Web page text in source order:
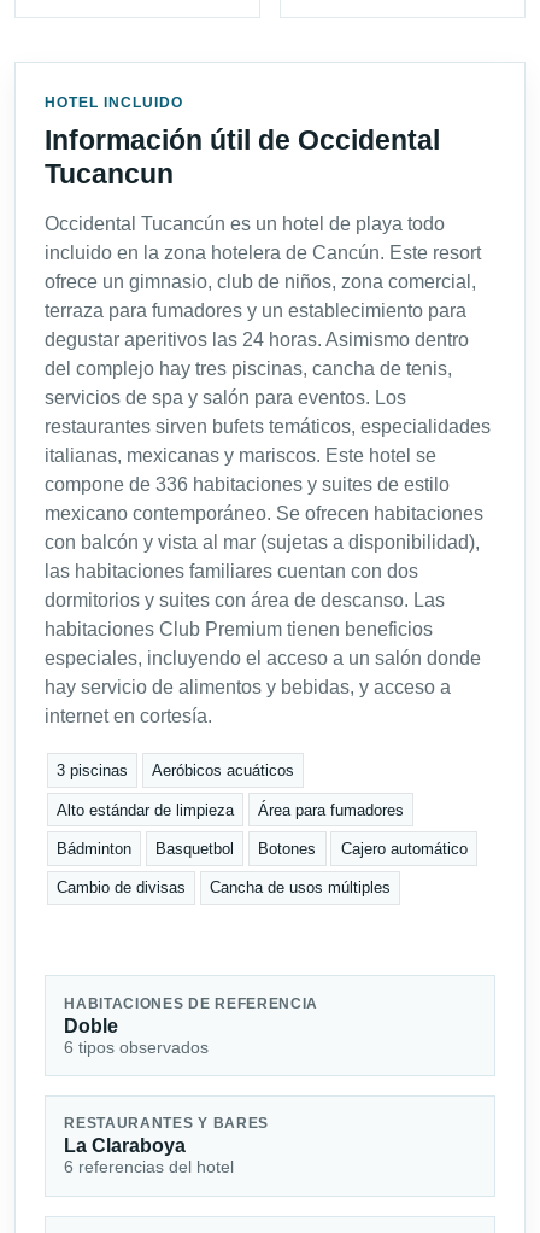
HOTEL INCLUIDO
Información útil de Occidental
Tucancun
Occidental Tucancún es un hotel de playa todo
incluido en la zona hotelera de Cancún. Este resort
ofrece un gimnasio, club de niños, zona comercial,
terraza para fumadores y un establecimiento para
degustar aperitivos las 24 horas. Asimismo dentro
del complejo hay tres piscinas, cancha de tenis,
servicios de spa y salón para eventos. Los
restaurantes sirven bufets temáticos, especialidades
italianas, mexicanas y mariscos. Este hotel se
compone de 336 habitaciones y suites de estilo
mexicano contemporáneo. Se ofrecen habitaciones
con balcón y vista al mar (sujetas a disponibilidad),
las habitaciones familiares cuentan con dos
dormitorios y suites con área de descanso. Las
habitaciones Club Premium tienen beneficios
especiales, incluyendo el acceso a un salón donde
hay servicio de alimentos y bebidas, y acceso a
internet en cortesía.
3 piscinas Aeróbicos acuáticos
Alto estándar de limpieza Área para fumadores
Bádminton Basquetbol Botones Cajero automático
Cambio de divisas Cancha de usos múltiples
HABITACIONES DE REFERENCIA
Doble
6 tipos observados
RESTAURANTES Y BARES
La Claraboya
6 referencias del hotel